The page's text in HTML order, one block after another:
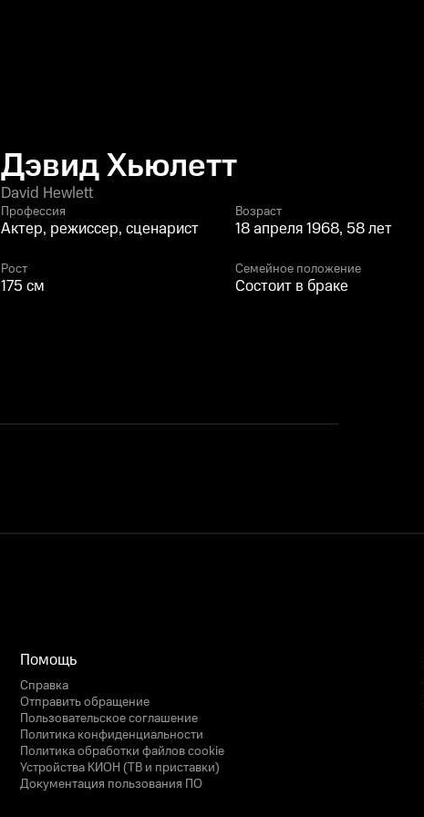
Дэвид Хьюлетт
David Hewlett
Профессия
Актер, режиссер, сценарист
Возраст
18 апреля 1968, 58 лет
Рост
175 см
Семейное положение
Состоит в браке
Помощь
Справка
Отправить обращение
Пользовательское соглашение
Политика конфиденциальности
Политика обработки файлов cookie
Устройства КИОН (ТВ и приставки)
Документация пользования ПО